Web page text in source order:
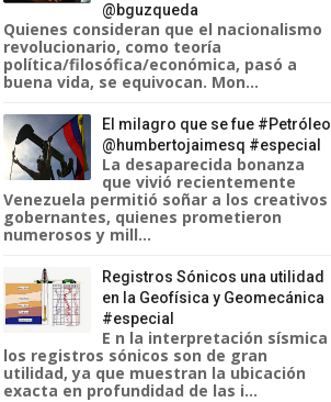
@bguzqueda
Quienes consideran que el nacionalismo
revolucionario, como teoría
política/filosófica/económica, pasó a
buena vida, se equivocan. Mon...
El milagro que se fue #Petróleo
@humbertojaimesq #especial
La desaparecida bonanza
que vivió recientemente
Venezuela permitió soñar a los creativos
gobernantes, quienes prometieron
numerosos y mill...
Registros Sónicos una utilidad
en la Geofísica y Geomecánica
#especial
E n la interpretación sísmica
los registros sónicos son de gran
utilidad, ya que muestran la ubicación
exacta en profundidad de las i...